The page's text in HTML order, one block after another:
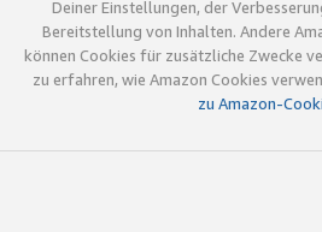
Deiner Einstellungen, der
Bereitstellung von Inhalten. Andere
können Cookies für zusätzliche Zwecke
zu erfahren, wie Amazon Cookies
zu Amazon-